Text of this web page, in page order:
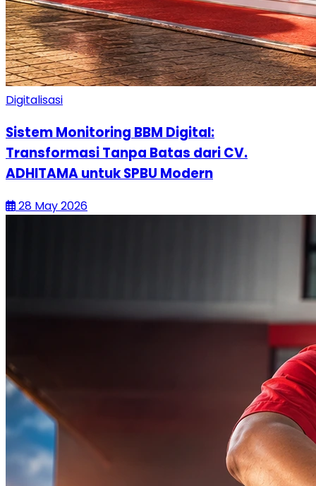
Digitalisasi
Sistem Monitoring BBM Digital:
Transformasi Tanpa Batas dari CV.
ADHITAMA untuk SPBU Modern
28 May 2026